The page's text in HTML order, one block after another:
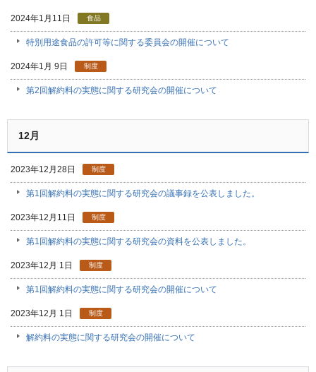
2024年1月11日 食品
特別用途食品の許可等に関する委員会の開催について
2024年1月 9日 制度
第2回解約料の実態に関する研究会の開催について
12月
2023年12月28日 制度
第1回解約料の実態に関する研究会の議事録を公表しました。
2023年12月11日 制度
第1回解約料の実態に関する研究会の資料を公表しました。
2023年12月 1日 制度
第1回解約料の実態に関する研究会の開催について
2023年12月 1日 制度
解約料の実態に関する研究会の開催について